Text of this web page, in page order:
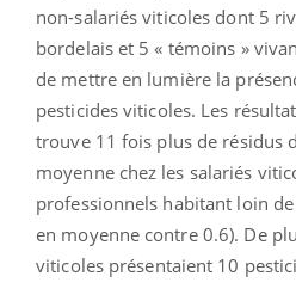
non-salariés viticoles dont 5
bordelais et 5 « témoins »
de mettre en lumière la
pesticides viticoles. Les
trouve 11 fois plus de résidus
moyenne chez les salariés
professionnels habitant loin
en moyenne contre 0.6). De
viticoles présentaient 10